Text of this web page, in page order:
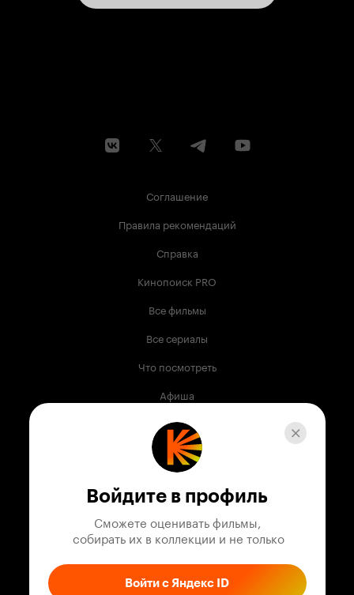
Соглашение
Правила рекомендаций
Справка
Кинопоиск PRO
Все фильмы
Все сериалы
Что посмотреть
Афиша
Музыка
Телепрограмма
Служба поддержки
Войдите в профиль
Сможете оценивать фильмы,
собирать их в коллекции и не только
Войти с Яндекс ID